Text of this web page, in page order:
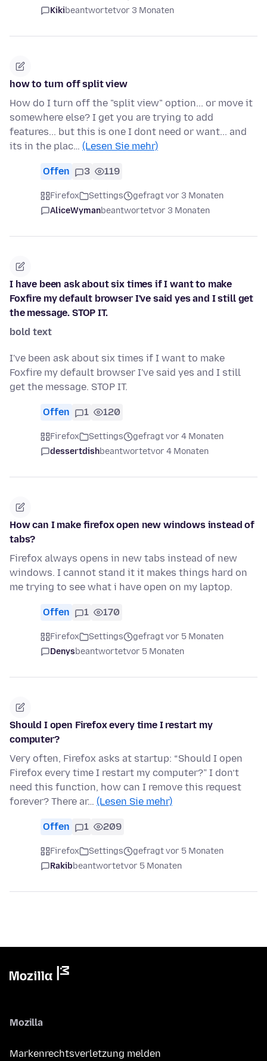
Kikibeantwortetvor 3 Monaten
how to turn off split view
How do I turn off the "split view" option... or move it
somewhere else? I get you are trying to add
features... but this is one I dont need or want... and
its in the plac… (Lesen Sie mehr)
Offen 3 119
Firefox Settings
gefragt vor 3 Monaten
AliceWymanbeantwortetvor 3 Monaten
I have been ask about six times if I want to make
Foxfire my default browser I've said yes and I still get
the message. STOP IT.
bold text
I've been ask about six times if I want to make
Foxfire my default browser I've said yes and I still
get the message. STOP IT.
Offen 1 120
Firefox Settings
gefragt vor 4 Monaten
dessertdishbeantwortetvor 4 Monaten
How can I make firefox open new windows instead of
tabs?
Firefox always opens in new tabs instead of new
windows. I cannot stand it it makes things hard on
me trying to see what i have open on my laptop.
Offen 1 170
Firefox Settings
gefragt vor 5 Monaten
Denysbeantwortetvor 5 Monaten
Should I open Firefox every time I restart my
computer?
Very often, Firefox asks at startup: “Should I open
Firefox every time I restart my computer?” I don’t
need this function, how can I remove this request
forever? There ar… (Lesen Sie mehr)
Offen 1 209
Firefox Settings
gefragt vor 5 Monaten
Rakibbeantwortetvor 5 Monaten
Mozilla
Markenrechtsverletzung melden